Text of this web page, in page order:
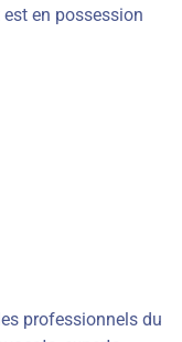
en possession
professionnels du